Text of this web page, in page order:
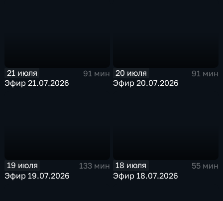
21 июля
91 мин
Эфир 21.07.2026
20 июля
91 мин
Эфир 20.07.2026
19 июля
133 мин
Эфир 19.07.2026
18 июля
55 мин
Эфир 18.07.2026